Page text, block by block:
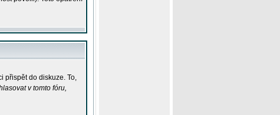
přispět do diskuze. To,
v tomto fóru,